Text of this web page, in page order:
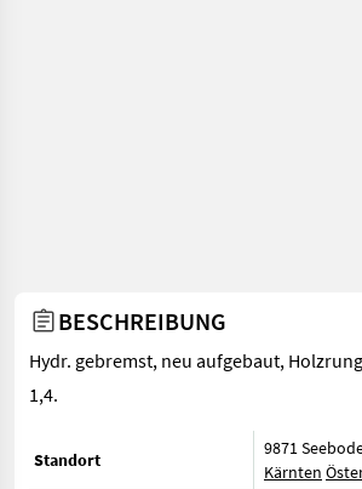
BESCHREIBUNG
Hydr. gebremst, neu aufgebaut,
1,4.
Standort
9871
Kärnten